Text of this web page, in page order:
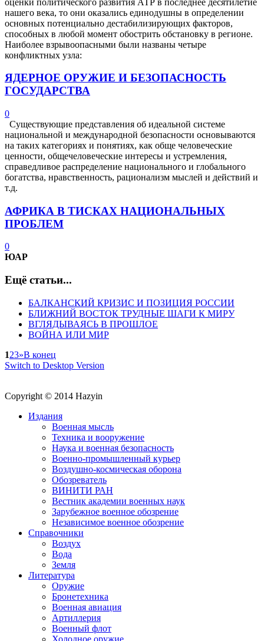
нашего века, то они оказались единодушны в определении
основных потенциально дестабилизирующих факторов,
способных в любой момент обострить обстановку в регионе.
Наиболее взрывоопасными были названы четыре
конфликтных узла:
ЯДЕРНОЕ ОРУЖИЕ И БЕЗОПАСНОСТЬ
ГОСУДАРСТВА
0
Существующие представления об идеальной системе
национальной и международной безопасности основываются
на таких категориях и понятиях, как обще человеческие
ценности, общечеловеческие интересы и устремления,
справедливое распределение национального и глобального
богатства, нравственность, рационализм мыслей и действий и
т.д.
АФРИКА В ТИСКАХ НАЦИОНАЛЬНЫХ
ПРОБЛЕМ
0
ЮАР
Ещё статьи...
БАЛКАНСКИЙ КРИЗИС И ПОЗИЦИЯ РОССИИ
БЛИЖНИЙ ВОСТОК ТРУДНЫЕ ШАГИ К МИРУ
ВГЛЯДЫВАЯСЬ В ПРОШЛОЕ
ВОЙНА ИЛИ МИР
123»В конец
Switch to Desktop Version
Copyright © 2014 Hazyin
Издания
Военная мысль
Техника и вооружение
Наука и военная безопасность
Военно-промышленный курьер
Воздушно-космическая оборона
Обозреватель
ВИНИТИ РАН
Вестник академии военных наук
Зарубежное военное обозрение
Независимое военное обозрение
Справочники
Воздух
Вода
Земля
Литература
Оружие
Бронетехника
Военная авиация
Артиллерия
Военный флот
Холодное оружие